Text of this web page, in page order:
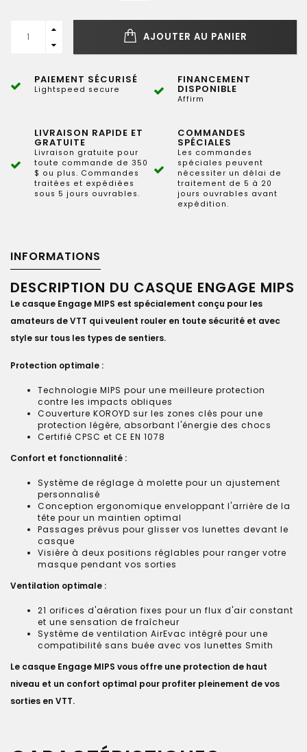
AJOUTER AU PANIER
PAIEMENT SÉCURISÉ
Lightspeed secure
FINANCEMENT
DISPONIBLE
Affirm
LIVRAISON RAPIDE ET
GRATUITE
Livraison gratuite pour
toute commande de 350
$ ou plus. Commandes
traitées et expédiées
sous 5 jours ouvrables.
COMMANDES
SPÉCIALES
Les commandes
spéciales peuvent
nécessiter un délai de
traitement de 5 à 20
jours ouvrables avant
expédition.
INFORMATIONS
DESCRIPTION DU CASQUE ENGAGE MIPS
Le casque Engage MIPS est spécialement conçu pour les
amateurs de VTT qui veulent rouler en toute sécurité et avec
style sur tous les types de sentiers.
Protection optimale :
Technologie MIPS pour une meilleure protection
contre les impacts obliques
Couverture KOROYD sur les zones clés pour une
protection légère, absorbant l'énergie des chocs
Certifié CPSC et CE EN 1078
Confort et fonctionnalité :
Système de réglage à molette pour un ajustement
personnalisé
Conception ergonomique enveloppant l'arrière de la
tête pour un maintien optimal
Passages prévus pour glisser vos lunettes devant le
casque
Visière à deux positions réglables pour ranger votre
masque pendant vos sorties
Ventilation optimale :
21 orifices d'aération fixes pour un flux d'air constant
et une sensation de fraîcheur
Système de ventilation AirEvac intégré pour une
compatibilité sans buée avec vos lunettes Smith
Le casque Engage MIPS vous offre une protection de haut
niveau et un confort optimal pour profiter pleinement de vos
sorties en VTT.